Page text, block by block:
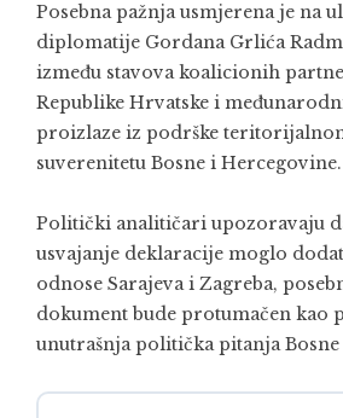
Posebna pažnja usmjerena je na
diplomatije Gordana Grlića
između stavova koalicionih
Republike Hrvatske i
proizlaze iz podrške
suverenitetu Bosne i Hercegovine.
Politički analitičari upozoravaju
usvajanje deklaracije moglo
odnose Sarajeva i Zagreba,
dokument bude protumačen kao
unutrašnja politička pitanja